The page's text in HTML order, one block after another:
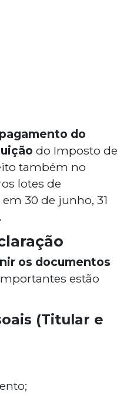
pagamento do
do Imposto de
também no
lotes de
30 de junho, 31
os documentos
estão
(Titular e